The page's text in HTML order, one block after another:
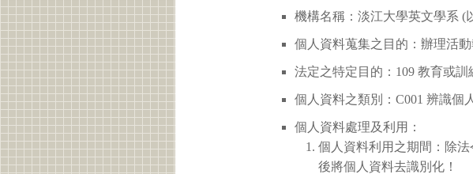
機構名稱：淡江大學英文學系 (
個人資料蒐集之目的：辦理活動
法定之特定目的：109 教育或訓
個人資料之類別：C001 辨識個
個人資料處理及利用：
個人資料利用之期間：除
後將個人資料去識別化！